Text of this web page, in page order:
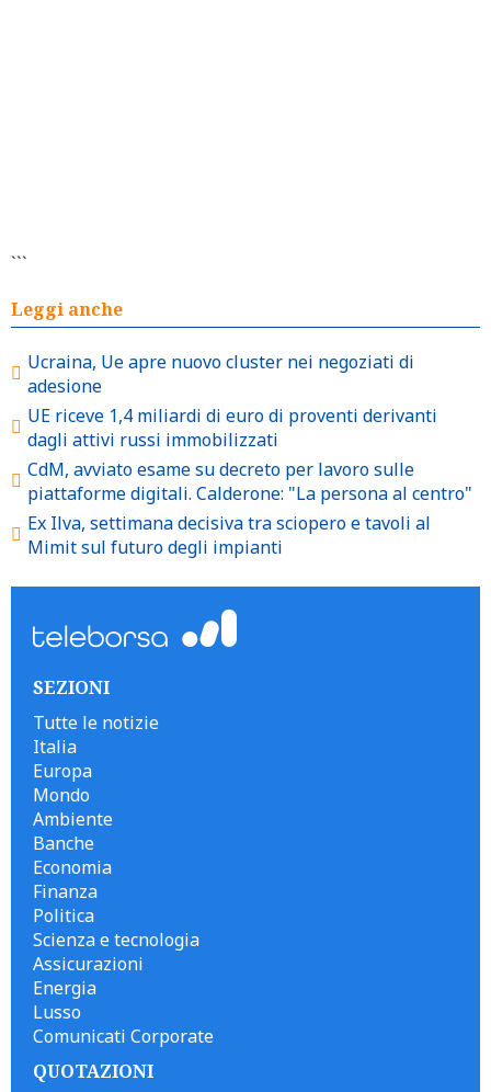
```
Leggi anche
Ucraina, Ue apre nuovo cluster nei negoziati di
adesione
UE riceve 1,4 miliardi di euro di proventi derivanti
dagli attivi russi immobilizzati
CdM, avviato esame su decreto per lavoro sulle
piattaforme digitali. Calderone: "La persona al centro"
Ex Ilva, settimana decisiva tra sciopero e tavoli al
Mimit sul futuro degli impianti
SEZIONI
Tutte le notizie
Italia
Europa
Mondo
Ambiente
Banche
Economia
Finanza
Politica
Scienza e tecnologia
Assicurazioni
Energia
Lusso
Comunicati Corporate
QUOTAZIONI